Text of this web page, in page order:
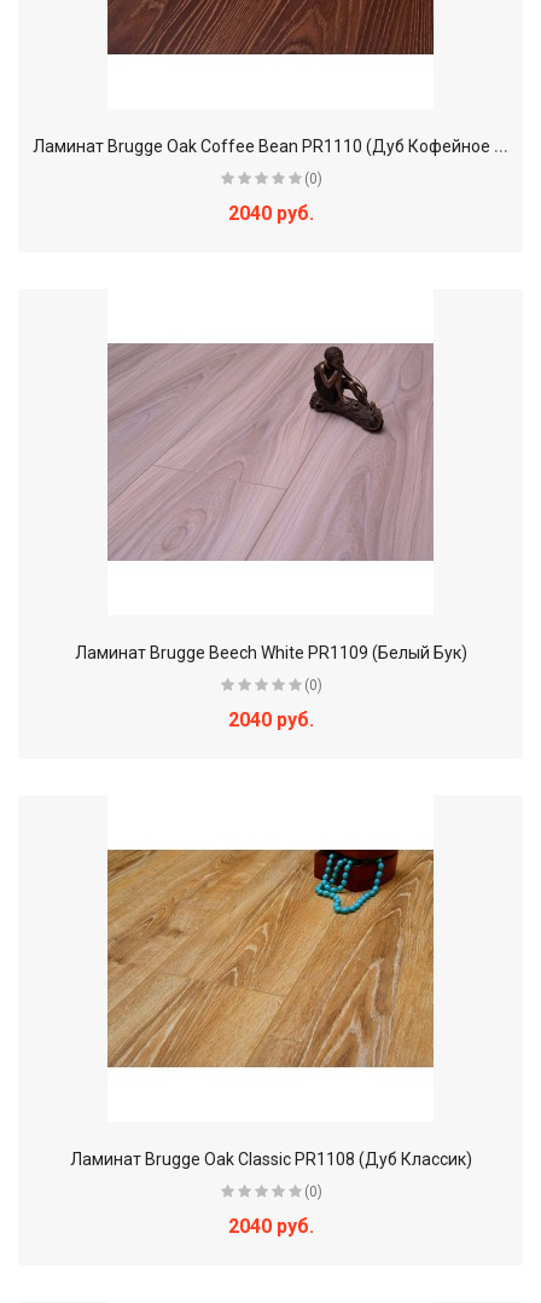
Л
аминат Brugge Oak Coffee Bean PR1110 (Дуб Кофейное зерно)
(0)
2040 руб.
Ламинат Brugge Beech White PR1109 (Белый Бук)
(0)
2040 руб.
Ламинат Brugge Oak Classic PR1108 (Дуб Классик)
(0)
2040 руб.